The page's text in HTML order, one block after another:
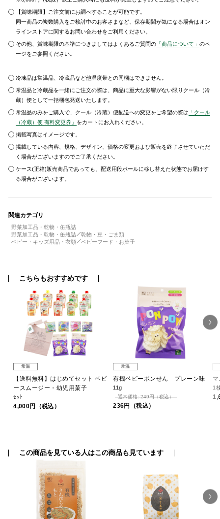
【賞味期限】ご注文前にお調べすることが可能です。
同一商品の複数購入をご検討中のお客さまなど、保存期間が気になる場合はオン
ラインストアに関するお問い合わせをご利用ください。
その他、賞味期限の基準につきましてはよくあるご質問の 「商品について」のペ
ージをご参照ください。
冷凍品は常温品、冷蔵品など他温度帯との同梱はできません。
常温品と冷蔵品を一緒にご注文の際は、商品に重大な影響がない限りクール（冷
蔵）便として一括梱包発送いたします。
常温品のみをご購入で、クール（冷蔵）便配送への変更をご希望の際は 「クール
（冷蔵）便 有料変更券」 をカートにお入れください。
掲載写真はイメージです。
掲載している内容、規格、デザイン、価格の変更および販売を終了させていただ
く場合がございますのでご了承ください。
ケース(正箱)販売商品であっても、配送用段ボールに移し替えた状態でお届けす
る場合がございます。
関連カテゴリ
野菜加工品・乾物・缶瓶詰
野菜加工品・乾物・缶瓶詰
乾物・豆・ごま類
ベビー・キッズ用品・衣類
ベビーフード・お菓子
こちらもおすすめです
常温
【送料無料】はじめてセット ベビ
ースムージー・幼児用菓子
ｾｯﾄ
4,000円（税込）
常温
有機ベビーポンせん プレーン味
11g
通常価格: 249円（税込）
236円（税込）
1
この商品を見ている人はこの商品も見ています